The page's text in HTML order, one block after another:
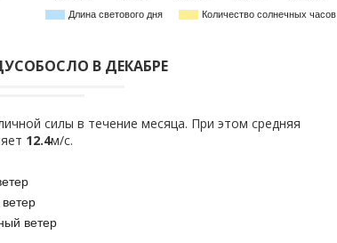
Длина светового дня Количество солнечных часов
В ДЕКАБРЕ
силы в течение месяца. При этом средняя
12.4м/с.
ветер